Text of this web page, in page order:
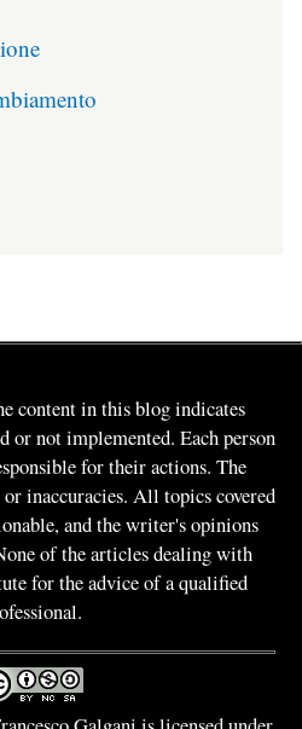
content in this blog indicates
or not implemented. Each person
for their actions. The
inaccuracies. All topics covered
and the writer's opinions
of the articles dealing with
for the advice of a qualified